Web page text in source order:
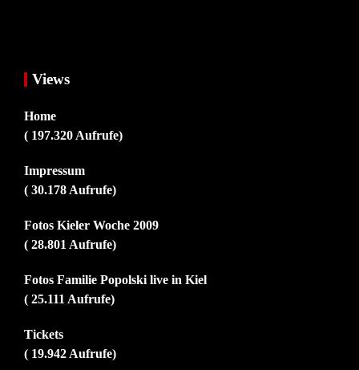
Views
Home
( 197.320 Aufrufe)
Impressum
( 30.178 Aufrufe)
Fotos Kieler Woche 2009
( 28.801 Aufrufe)
Fotos Familie Popolski live in Kiel
( 25.111 Aufrufe)
Tickets
( 19.942 Aufrufe)